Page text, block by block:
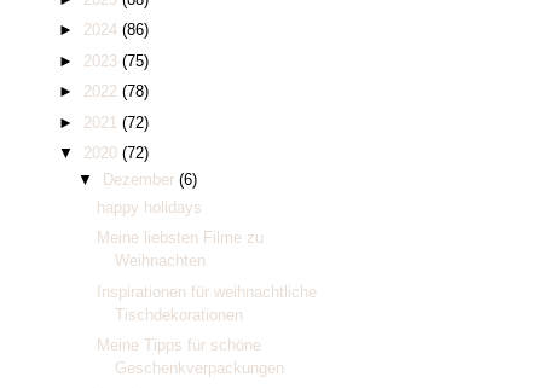
► 2024 (86)
► 2023 (75)
► 2022 (78)
► 2021 (72)
▼ 2020 (72)
▼
Dezember (6)
happy holidays
Meine liebsten Filme zu
Weihnachten
Inspirationen für weihnachtliche
Tischdekorationen
Meine Tipps für schöne
Geschenkverpackungen